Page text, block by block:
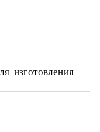
изготовления